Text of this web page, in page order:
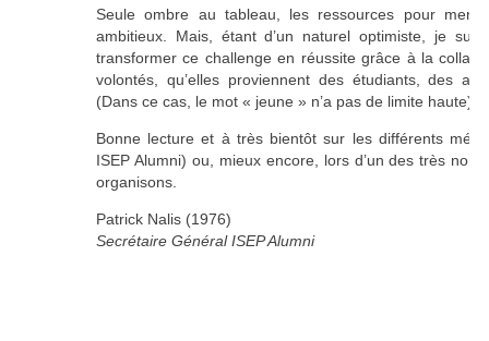
Plaquette
Nous contacter
F.A.Q
Seule ombre au tableau, les ressources pour
ambitieux. Mais, étant d’un naturel optimiste, je
transformer ce challenge en réussite grâce à la
volontés, qu’elles proviennent des étudiants, des
(Dans ce cas, le mot « jeune » n’a pas de limite haute).
Bonne lecture et à très bientôt sur les différents
ISEP Alumni) ou, mieux encore, lors d’un des très
organisons.
Patrick Nalis (1976)
Secrétaire Général ISEP Alumni